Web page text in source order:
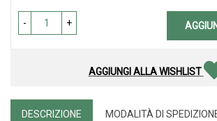
- +
AGGIUNGI ALLA WISHLIST
DESCRIZIONE MODALITÀ DI